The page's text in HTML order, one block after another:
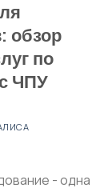
обзор
по
ЧПУ
- одна